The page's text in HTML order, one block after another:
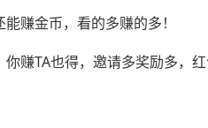
赚金币，看的多赚的多！
赚TA也得，邀请多奖励多，红